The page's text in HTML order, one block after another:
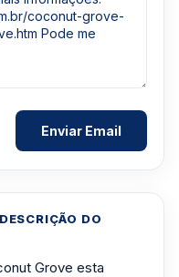
DO
Grove esta